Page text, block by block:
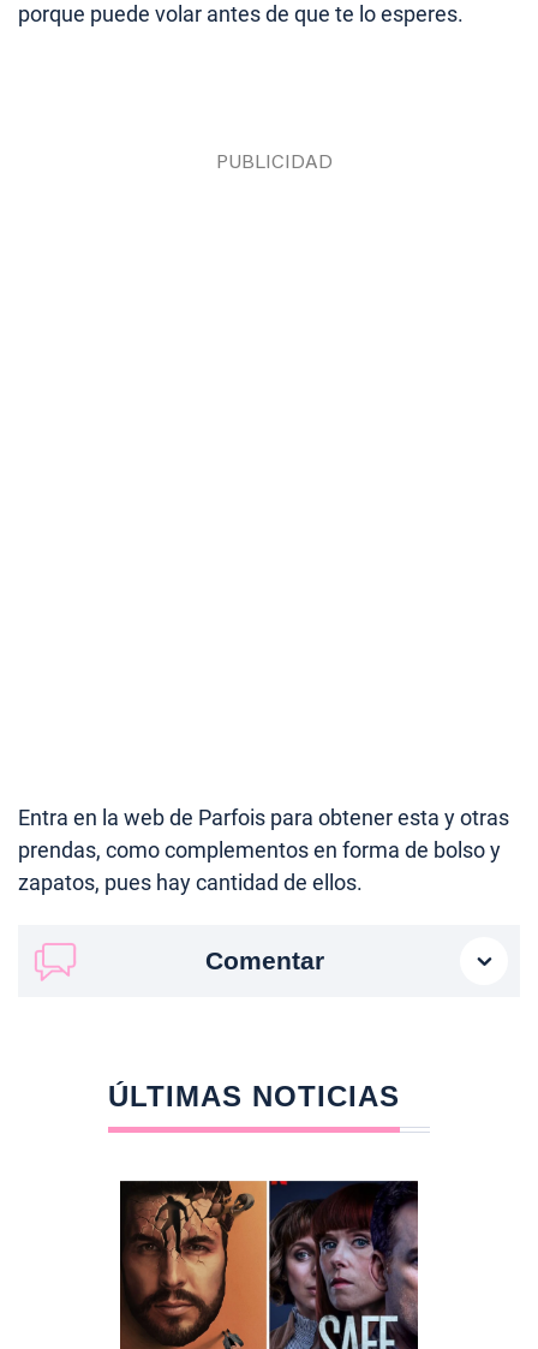
porque puede volar antes de que te lo esperes.
Entra en la web de Parfois para obtener esta y otras
prendas, como complementos en forma de bolso y
zapatos, pues hay cantidad de ellos.
Comentar
ÚLTIMAS NOTICIAS